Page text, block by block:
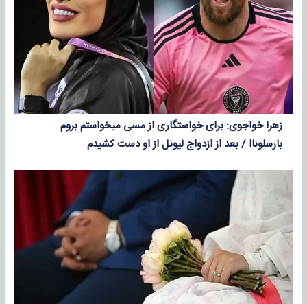
زهرا خواجوی: برای خواستگاری از مسی میخواستم بروم
بارسلونا! / بعد از ازدواج لیونل از او دست کشیدم